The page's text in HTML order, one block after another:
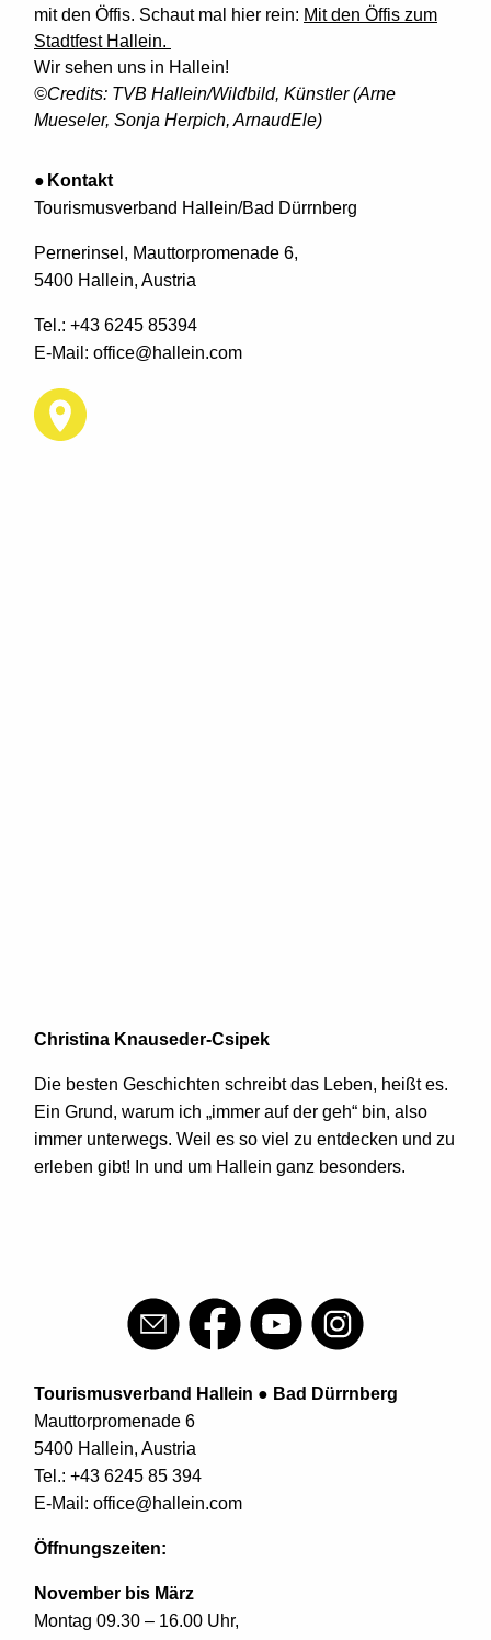
mit den Öffis. Schaut mal hier rein: Mit den Öffis zum
Stadtfest Hallein.
Wir sehen uns in Hallein!
©Credits: TVB Hallein/Wildbild, Künstler (Arne
Mueseler, Sonja Herpich, ArnaudEle)
Kontakt
Tourismusverband Hallein/Bad Dürrnberg
Pernerinsel, Mauttorpromenade 6,
5400 Hallein, Austria
Tel.: +43 6245 85394
E-Mail: office@hallein.com
Christina Knauseder-Csipek
Die besten Geschichten schreibt das Leben, heißt es.
Ein Grund, warum ich „immer auf der geh“ bin, also
immer unterwegs. Weil es so viel zu entdecken und zu
erleben gibt! In und um Hallein ganz besonders.
Tourismusverband Hallein ● Bad Dürrnberg
Mauttorpromenade 6
5400 Hallein, Austria
Tel.: +43 6245 85 394
E-Mail: office@hallein.com
Öffnungszeiten:
November bis März
Montag 09.30 – 16.00 Uhr,